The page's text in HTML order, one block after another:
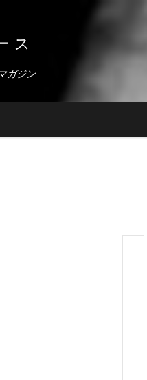
ス
ガジン